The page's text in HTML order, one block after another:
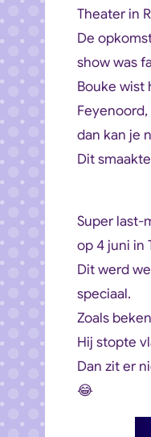
Theater in
De
show was
Bouke wist
dan kan je
Dit
Super last-
op 4 juni in
Dit werd
speciaal.
Zoals
Hij stopte
Dan zit er
😂